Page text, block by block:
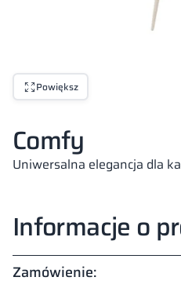
Powiększ
Comfy
Uniwersalna elegancja dla
Informacje o
Zamówienie: